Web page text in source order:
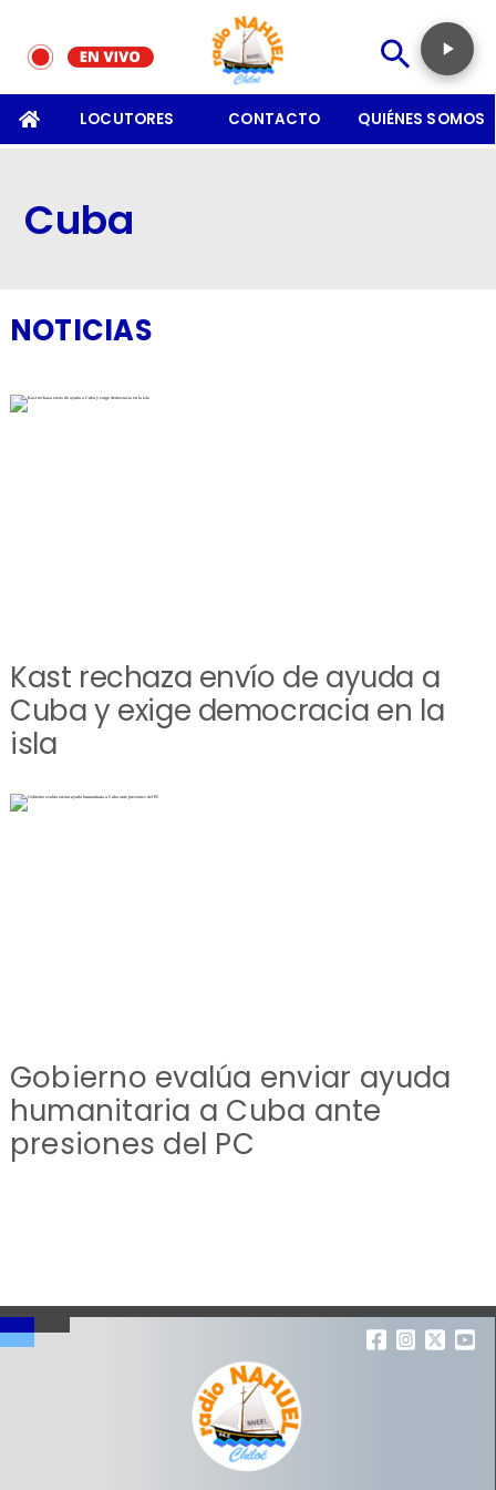
LOCUTORES CONTACTO QUIÉNES SOMOS
Cuba
NOTICIAS
Kast rechaza envío de ayuda a
Cuba y exige democracia en la
isla
Gobierno evalúa enviar ayuda
humanitaria a Cuba ante
presiones del PC